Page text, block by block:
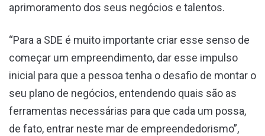
aprimoramento dos seus negócios e talentos.
“Para a SDE é muito importante criar esse senso de
começar um empreendimento, dar esse impulso
inicial para que a pessoa tenha o desafio de montar o
seu plano de negócios, entendendo quais são as
ferramentas necessárias para que cada um possa,
de fato, entrar neste mar de empreendedorismo”,